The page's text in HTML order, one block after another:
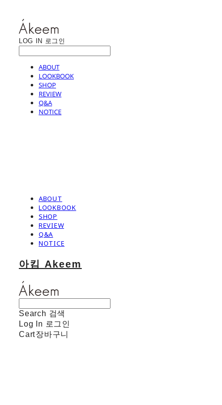
LOG IN 로그인
ABOUT
LOOKBOOK
SHOP
REVIEW
Q&A
NOTICE
ABOUT
LOOKBOOK
SHOP
REVIEW
Q&A
NOTICE
아킴 Akeem
Search 검색
Log In 로그인
Cart장바구니